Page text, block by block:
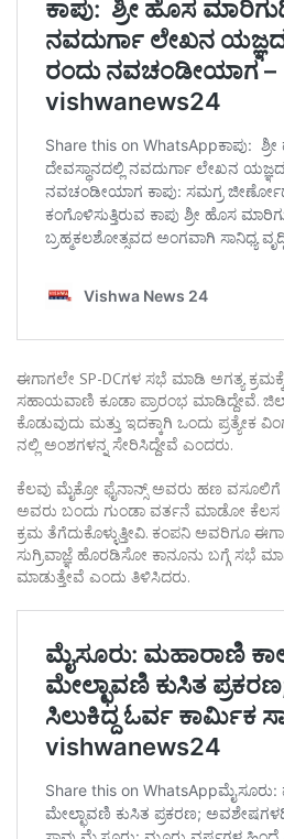
ಈಗಾಗಲೇ SP-DCಗಳ ಸಭೆ ಮಾಡಿ ಅಗತ್ಯ
ಸಹಾಯವಾಣಿ ಕೂಡಾ ಪ್ರಾರಂಭ ಮಾಡಿದ್ದೇವೆ.
ಕೊಡುವುದು ಮತ್ತು ಇದಕ್ಕಾಗಿ ಒಂದು
ನಲ್ಲಿ ಅಂಶಗಳನ್ನ ಸೇರಿಸಿದ್ದೇವೆ ಎಂದರು.
ಕೆಲವು ಮೈಕ್ರೋ ಫೈನಾನ್ಸ್ ಅವರು ಹಣ
ಅವರು ಬಂದು ಗುಂಡಾ ವರ್ತನೆ ಮಾಡೋ ಕೆಲಸ
ಕ್ರಮ ತೆಗೆದುಕೊಳ್ಳುತ್ತೀವಿ. ಕಂಪನಿ ಅವರಿಗೂ
ಸುಗ್ರಿವಾಜ್ಞೆ ಹೊರಡಿಸೋ ಕಾನೂನು ಬಗ್ಗೆ ಸಭೆ
ಮಾಡುತ್ತೇವೆ ಎಂದು ತಿಳಿಸಿದರು.